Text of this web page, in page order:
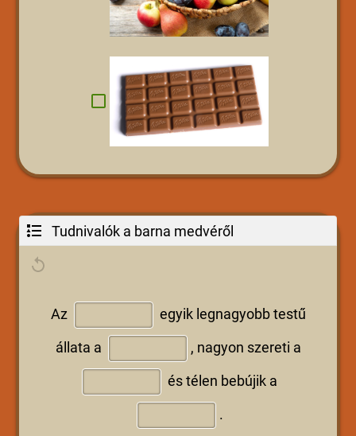
Tudnivalók a barna medvéről
Az
egyik legnagyobb testű
állata a
, nagyon szereti a
és télen bebújik a
.